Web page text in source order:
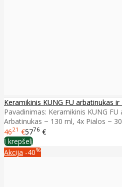
Keramikinis KUNG FU arbatinukas
Pavadinimas: Keramikinis KUNG
Arbatinukas ~ 130 ml, 4x Pialos ~
4621 €5776 €
Į krepšelį
Akcija -40%